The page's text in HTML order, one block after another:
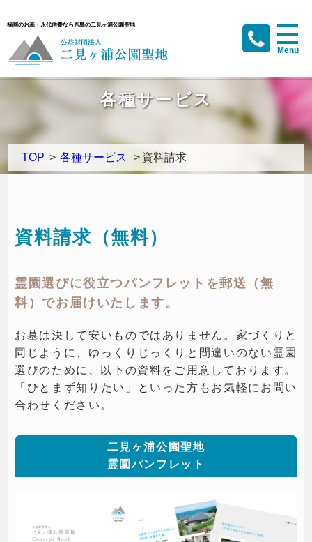
福岡のお墓・永代供養なら糸島の二見ヶ浦公園聖地
各種サービス
TOP > 各種サービス > 資料請求
資料請求（無料）
霊園選びに役立つパンフレットを郵送（無
料）でお届けいたします。
お墓は決して安いものではありません。家づくりと
同じように、ゆっくりじっくりと間違いのない霊園
選びのために、以下の資料をご用意しております。
「ひとまず知りたい」といった方もお気軽にお問い
合わせください。
二見ヶ浦公園聖地
霊園パンフレット